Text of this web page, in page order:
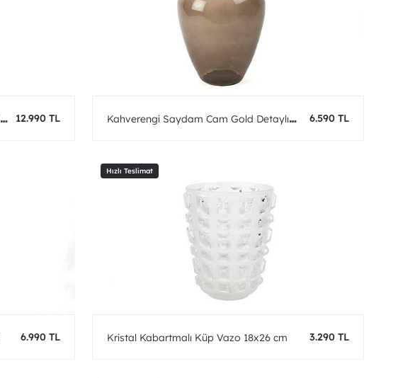
12.990 TL
Kahverengi Saydam Cam Gold Detaylı
6.590 TL
6.990 TL Kristal Kabartmalı Küp Vazo 18x26 cm 3.290 TL